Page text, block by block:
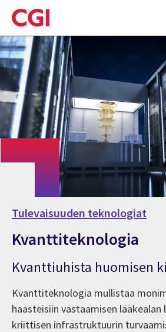
Skip
to
main
content
Tulevaisuuden teknologiat
Kvanttiteknologia
Kvanttiuhista huomisen
Kvanttiteknologia mullistaa
haasteisiin vastaamisen
kriittisen infrastruktuurin